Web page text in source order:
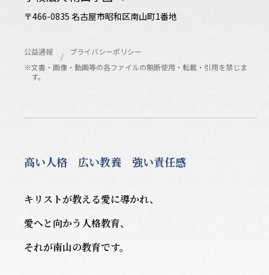
〒466-0835 名古屋市昭和区南山町1番地
公益通報
プライバシーポリシー
※文書・画像・動画等の各ファイルの無断使用・転載・引用を禁じま
す。
高い人格 広い教養 強い責任感
キリストが教える愛に導かれ、
愛へと向かう人格教育、
それが南山の教育です。